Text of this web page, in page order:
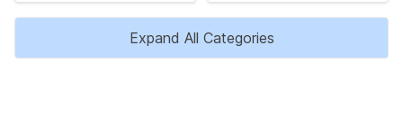
Expand All Categories